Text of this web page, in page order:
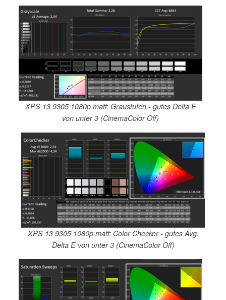
XPS 13 9305 1080p matt: Graustufen - gutes Delta E
von unter 3 (CinemaColor Off)
XPS 13 9305 1080p matt: Color Checker - gutes Avg.
Delta E von unter 3 (CinemaColor Off)